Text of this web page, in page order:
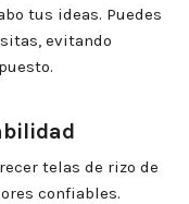
tus ideas. Puedes
evitando
telas de rizo de
confiables.